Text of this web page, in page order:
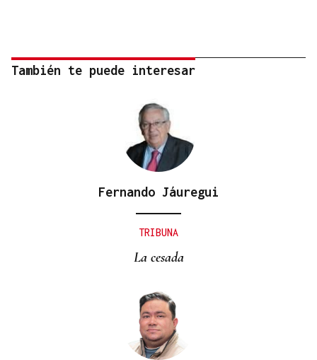
También te puede interesar
Fernando Jáuregui
TRIBUNA
La cesada